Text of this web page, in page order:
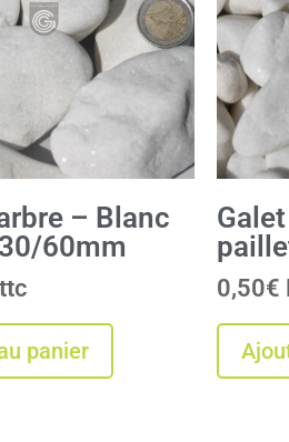
– Blanc
60mm
panier
0,50€